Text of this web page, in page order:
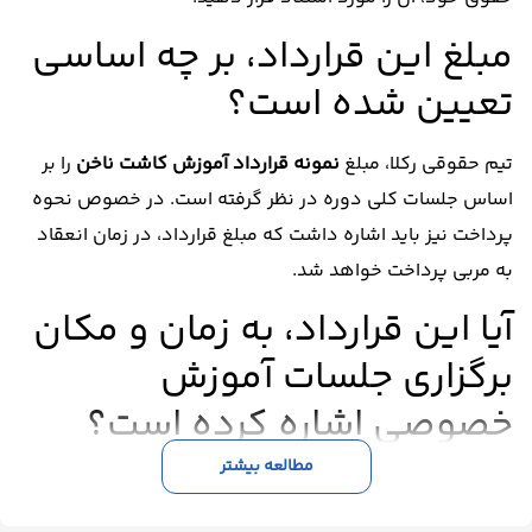
مبلغ این قرارداد،‌ بر چه اساسی
تعیین شده است؟
تیم حقوقی رکلا، مبلغ نمونه قرارداد آموزش کاشت ناخن را بر
اساس جلسات کلی دوره در نظر گرفته است. در خصوص نحوه
پرداخت نیز باید اشاره داشت که مبلغ قرارداد، در زمان انعقاد
‌به مربی پرداخت خواهد شد.
آیا این قرارداد،‌ به زمان و مکان
برگزاری جلسات آموزش
خصوصی اشاره کرده است؟
بله. ما در بخش مستقلی، ‌به صورت تفصیلی زمان و مکان
مطالعه بیشتر